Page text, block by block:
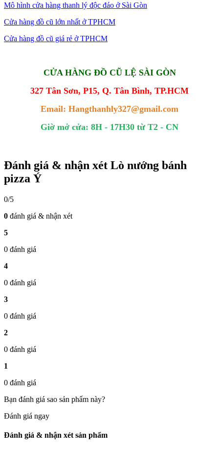
Mô hình cửa hàng thanh lý độc đáo ở Sài Gòn
Cửa hàng đồ cũ lớn nhất ở TPHCM
Cửa hàng đồ cũ giá rẻ ở TPHCM
CỬA HÀNG ĐỒ CŨ LỆ SÀI GÒN
327 Tân Sơn, P15, Q. Tân Bình, TP.HCM
Email: Hangthanhly327@gmail.com
Giờ mở cửa: 8H - 17H30 từ T2 - CN
Đánh giá & nhận xét Lò nướng bánh
pizza Ý
0/5
0 đánh giá & nhận xét
5
0 đánh giá
4
0 đánh giá
3
0 đánh giá
2
0 đánh giá
1
0 đánh giá
Bạn đánh giá sao sản phẩm này?
Đánh giá ngay
Đánh giá & nhận xét sản phẩm